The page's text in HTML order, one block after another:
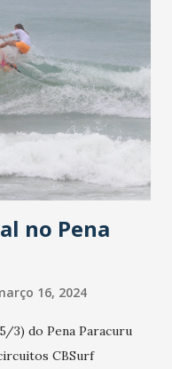
de definir
eventos públicos, a
como os riscos e
das redes sociais.
em 2020, esta foi
habilidades. - Nós
vamos poder ajudar
no Pena
16, 2024
3) do Pena Paracuru
CBSurf